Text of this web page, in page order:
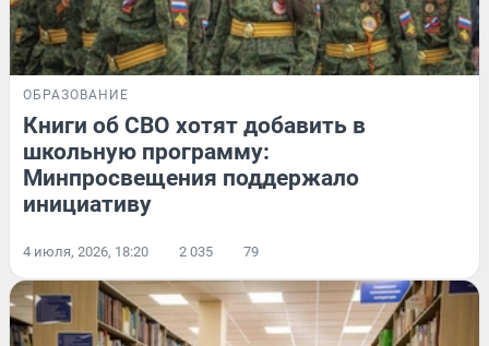
ОБРАЗОВАНИЕ
Книги об СВО хотят добавить в
школьную программу:
Минпросвещения поддержало
инициативу
4 июля, 2026, 18:20 2 035 79